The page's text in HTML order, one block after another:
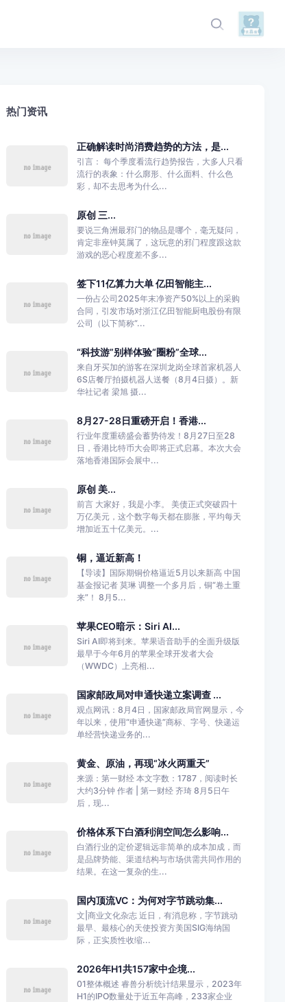
热门资讯
正确解读时尚消费趋势的方法，是...
引言： 每个季度看流行趋势报告，大多人只看
流行的表象：什么廓形、什么面料、什么色
彩，却不去思考为什么...
原创 三...
要说三角洲最邪门的物品是哪个，毫无疑问，
肯定非座钟莫属了，这玩意的邪门程度跟这款
游戏的恶心程度差不多...
签下11亿算力大单 亿田智能主...
一份占公司2025年末净资产50%以上的采购
合同，引发市场对浙江亿田智能厨电股份有限
公司（以下简称“...
“科技游”别样体验“圈粉”全球...
来自牙买加的游客在深圳龙岗全球首家机器人
6S店餐厅拍摄机器人送餐（8月4日摄）。新
华社记者 梁旭 摄...
8月27-28日重磅开启！香港...
行业年度重磅盛会蓄势待发！8月27日至28
日，香港比特币大会即将正式启幕。本次大会
落地香港国际会展中...
原创 美...
前言 大家好，我是小李。 美债正式突破四十
万亿美元，这个数字每天都在膨胀，平均每天
增加近五十亿美元。...
铜，逼近新高！
【导读】国际期铜价格逼近5月以来新高 中国
基金报记者 莫琳 调整一个多月后，铜“卷土重
来”！ 8月5...
苹果CEO暗示：Siri AI...
Siri AI即将到来。苹果语音助手的全面升级版
最早于今年6月的苹果全球开发者大会
（WWDC）上亮相...
国家邮政局对申通快递立案调查 ...
观点网讯：8月4日，国家邮政局官网显示，今
年以来，使用“申通快递”商标、字号、快递运
单经营快递业务的...
黄金、原油，再现“冰火两重天”
来源：第一财经 本文字数：1787，阅读时长
大约3分钟 作者 | 第一财经 齐琦 8月5日午
后，现...
价格体系下白酒利润空间怎么影响...
白酒行业的定价逻辑远非简单的成本加成，而
是品牌势能、渠道结构与市场供需共同作用的
结果。在这一复杂的生...
国内顶流VC：为何对字节跳动集...
文|商业文化杂志 近日，有消息称，字节跳动
最早、最核心的天使投资方美国SIG海纳国
际，正实质性收缩...
2026年H1共157家中企境...
01整体概述 睿兽分析统计结果显示，2023年
H1的IPO数量处于近五年高峰，233家企业